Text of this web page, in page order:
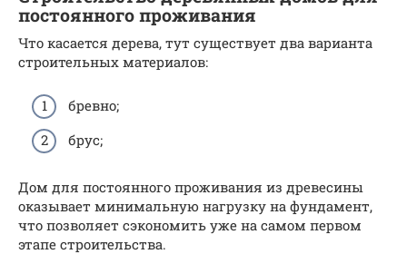
постоянного проживания
Что касается дерева, тут существует два варианта
строительных материалов:
бревно;
брус;
Дом для постоянного проживания из древесины
оказывает минимальную нагрузку на фундамент,
что позволяет сэкономить уже на самом первом
этапе строительства.